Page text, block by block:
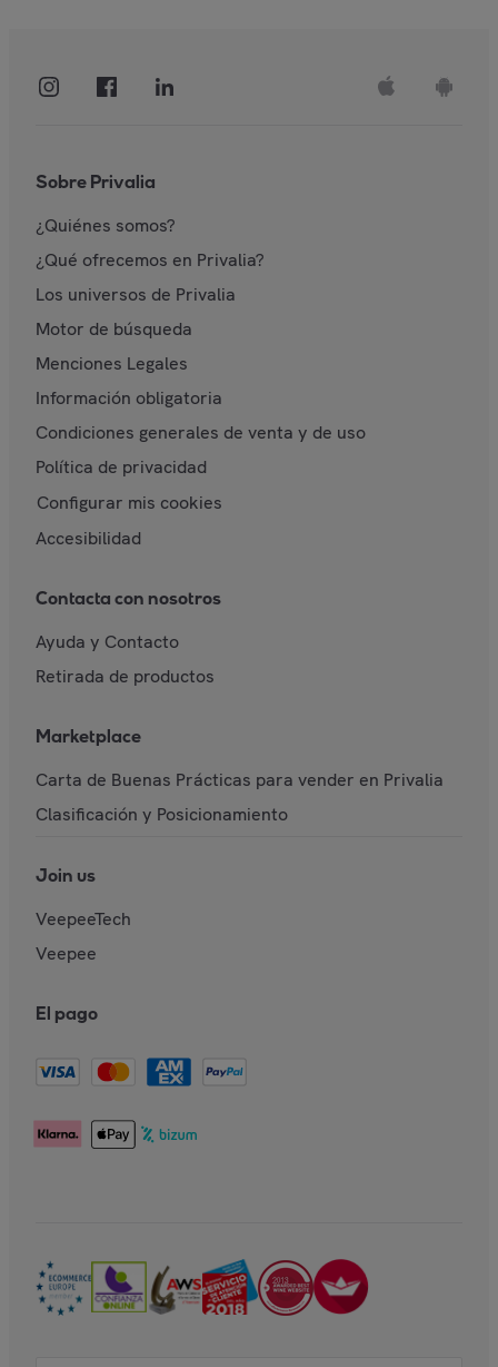
Sobre Privalia
¿Quiénes somos?
¿Qué ofrecemos en Privalia?
Los universos de Privalia
Motor de búsqueda
Menciones Legales
Información obligatoria
Condiciones generales de venta y de uso
Política de privacidad
Configurar mis cookies
Accesibilidad
Contacta con nosotros
Ayuda y Contacto
Retirada de productos
Marketplace
Carta de Buenas Prácticas para vender en Privalia
Clasificación y Posicionamiento
Join us
VeepeeTech
Veepee
El pago